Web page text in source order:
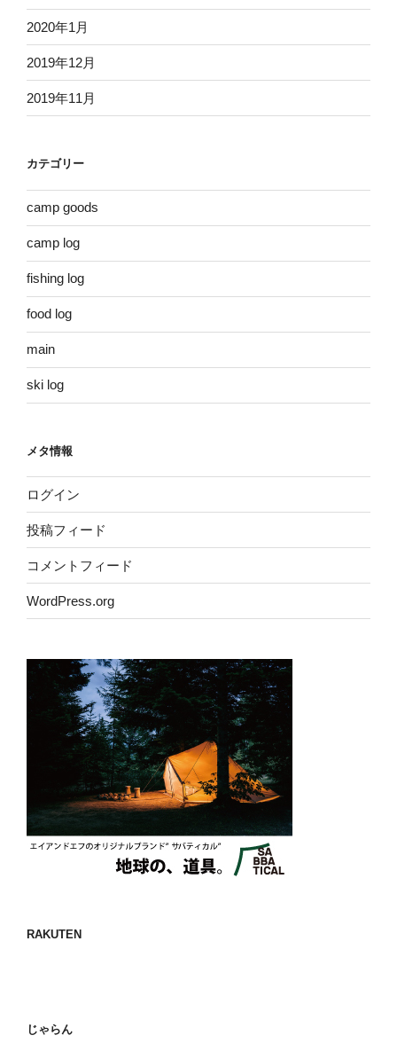
2020年1月
2019年12月
2019年11月
カテゴリー
camp goods
camp log
fishing log
food log
main
ski log
メタ情報
ログイン
投稿フィード
コメントフィード
WordPress.org
RAKUTEN